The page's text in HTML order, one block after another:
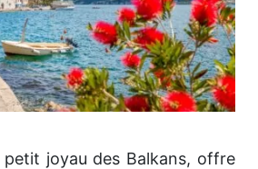
joyau des Balkans, offre